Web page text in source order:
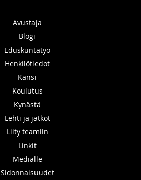
Avustaja
Blogi
Eduskuntatyö
Henkilötiedot
Kansi
Koulutus
Kynästä
Lehti ja jatkot
Liity teamiin
Linkit
Medialle
Sidonnaisuudet